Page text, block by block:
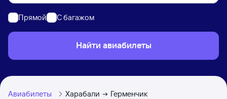
Прямой C багажом
Найти авиабилеты
Авиабилеты Харабали Герменчик